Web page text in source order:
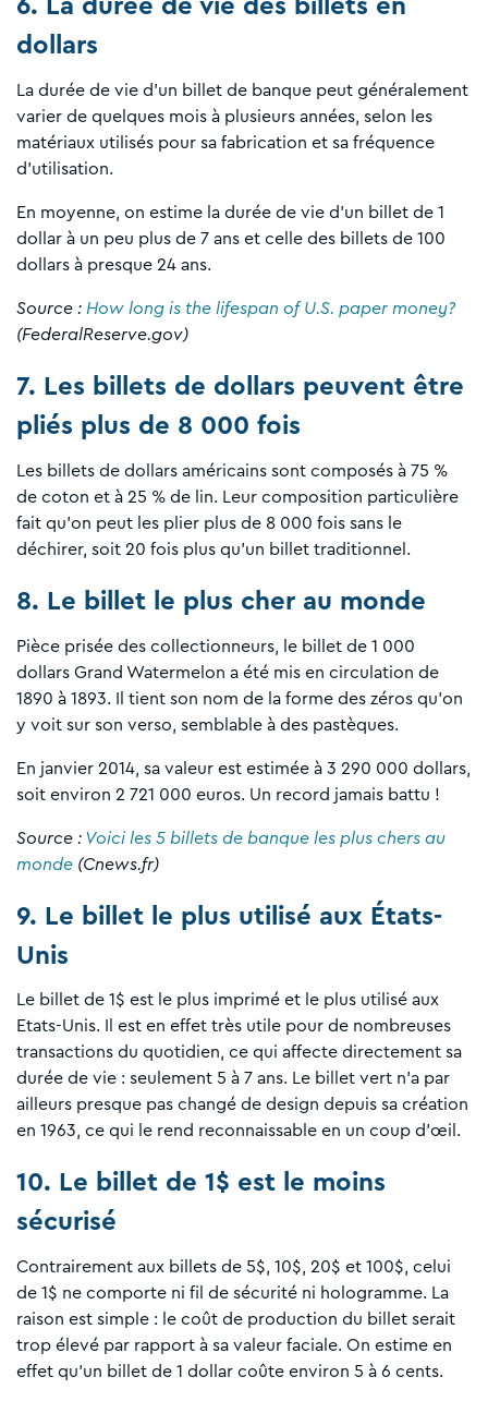
6. La durée de vie des billets en
dollars
La durée de vie d’un billet de banque peut généralement
varier de quelques mois à plusieurs années, selon les
matériaux utilisés pour sa fabrication et sa fréquence
d’utilisation.
En moyenne, on estime la durée de vie d’un billet de 1
dollar à un peu plus de 7 ans et celle des billets de 100
dollars à presque 24 ans.
Source : How long is the lifespan of U.S. paper money?
(FederalReserve.gov)
7. Les billets de dollars peuvent être
pliés plus de 8 000 fois
Les billets de dollars américains sont composés à 75 %
de coton et à 25 % de lin. Leur composition particulière
fait qu’on peut les plier plus de 8 000 fois sans le
déchirer, soit 20 fois plus qu’un billet traditionnel.
8. Le billet le plus cher au monde
Pièce prisée des collectionneurs, le billet de 1 000
dollars Grand Watermelon a été mis en circulation de
1890 à 1893. Il tient son nom de la forme des zéros qu’on
y voit sur son verso, semblable à des pastèques.
En janvier 2014, sa valeur est estimée à 3 290 000 dollars,
soit environ 2 721 000 euros. Un record jamais battu !
Source : Voici les 5 billets de banque les plus chers au
monde (Cnews.fr)
9. Le billet le plus utilisé aux États-
Unis
Le billet de 1$ est le plus imprimé et le plus utilisé aux
Etats-Unis. Il est en effet très utile pour de nombreuses
transactions du quotidien, ce qui affecte directement sa
durée de vie : seulement 5 à 7 ans. Le billet vert n’a par
ailleurs presque pas changé de design depuis sa création
en 1963, ce qui le rend reconnaissable en un coup d’œil.
10. Le billet de 1$ est le moins
sécurisé
Contrairement aux billets de 5$, 10$, 20$ et 100$, celui
de 1$ ne comporte ni fil de sécurité ni hologramme. La
raison est simple : le coût de production du billet serait
trop élevé par rapport à sa valeur faciale. On estime en
effet qu’un billet de 1 dollar coûte environ 5 à 6 cents.